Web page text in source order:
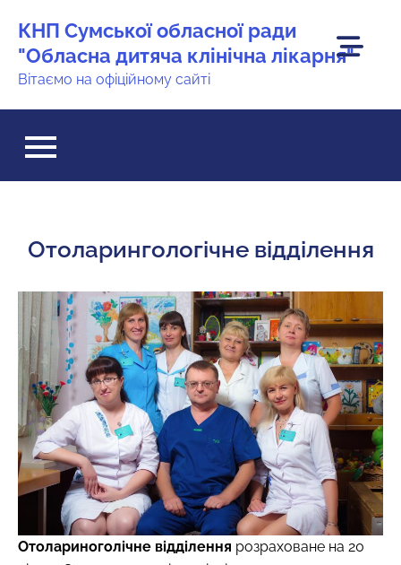
вмісту
КНП Сумської обласної ради
"Обласна дитяча клінічна лікарня"
Вітаємо на офіційному сайті
Отоларингологічне відділення
Отолариноголічне відділення розраховане на 20